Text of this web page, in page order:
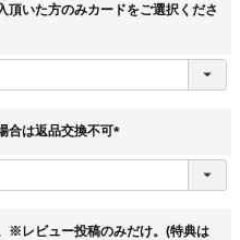
頂いた方のみカードをご選択くださ
合は返品交換不可
須
※レビュー投稿のみだけ。(特典は